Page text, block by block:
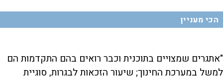
הכי מעניין
"אתגרים שמצויים בתוכנית וכבר רואים בהם התקדמות הם
למשל במערכת החינוך; שיעור הזכאות לבגרות, סוגיית